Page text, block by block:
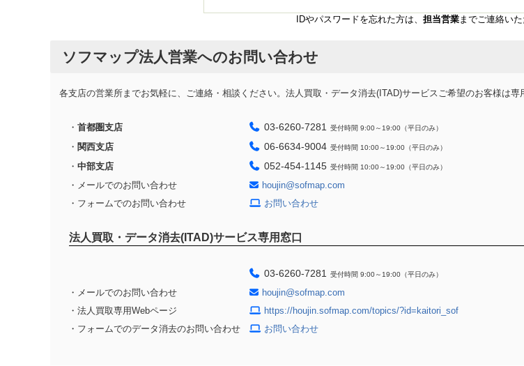
IDやパスワードを忘れた方は、 担当営業までご連絡いた
ソフマップ法人営業へのお問い合わせ
各支店の営業所までお気軽に、ご連絡・相談ください。法人買取・データ消去(ITAD)サービスご希望のお客様は専
・ 首都圏支店 03-6260-7281 受付時間 9:00～19:00（平日のみ）
・ 関西支店 06-6634-9004 受付時間 10:00～19:00（平日のみ）
・ 中部支店 052-454-1145 受付時間 10:00～19:00（平日のみ）
・メールでのお問い合わせ
houjin@sofmap.com
・フォームでのお問い合わせ
お問い合わせ
法人買取・データ消去(ITAD)サービス専用窓口
03-6260-7281 受付時間 9:00～19:00（平日のみ）
・メールでのお問い合わせ
houjin@sofmap.com
・法人買取専用Webページ
https://houjin.sofmap.com/topics/?id=kaitori_sof
・フォームでのデータ消去のお問い合わせ
お問い合わせ